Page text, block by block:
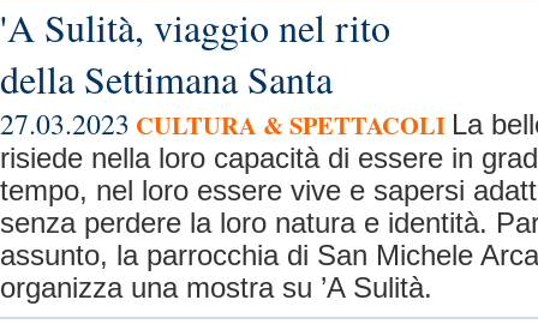
'A Sulità, viaggio nel rito
della Settimana Santa
27.03.2023 CULTURA & SPETTACOLI La
risiede nella loro capacità di essere in
tempo, nel loro essere vive e sapersi
senza perdere la loro natura e identità.
assunto, la parrocchia di San Michele
organizza una mostra su ’A Sulità.